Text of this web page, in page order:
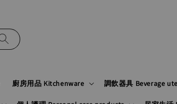
廚房用品 Kitchenware 調飲器具 Beverage